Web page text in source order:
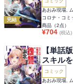
完結
あおみ現場,
コロナ・コミ
商品（2点）
¥704 (税込)
【単話
スキル
コミック
あおみ現場,